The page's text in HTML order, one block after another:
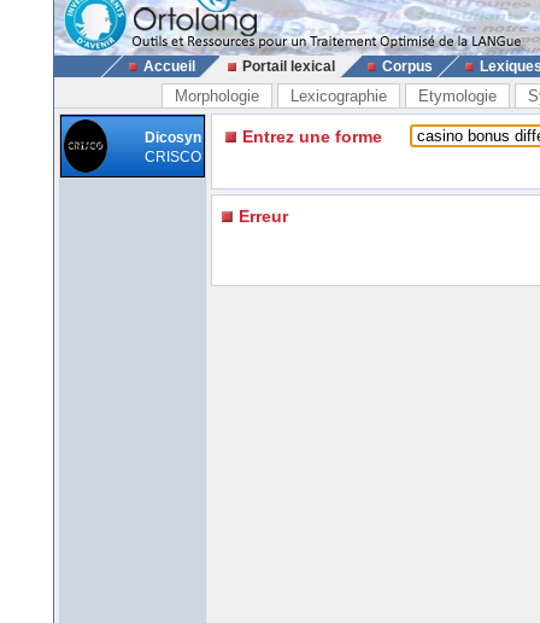
Accueil Portail lexical Corpus
Morphologie Lexicographie Etymologie
Dicosyn
CRISCO
Entrez une forme
Erreur